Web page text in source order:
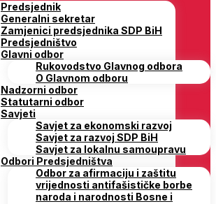
Predsjednik
Generalni sekretar
Zamjenici predsjednika SDP BiH
Predsjedništvo
Glavni odbor
Rukovodstvo Glavnog odbora
O Glavnom odboru
Nadzorni odbor
Statutarni odbor
Savjeti
Savjet za ekonomski razvoj
Savjet za razvoj SDP BiH
Savjet za lokalnu samoupravu
Odbori Predsjedništva
Odbor za afirmaciju i zaštitu
vrijednosti antifašističke borbe
naroda i narodnosti Bosne i